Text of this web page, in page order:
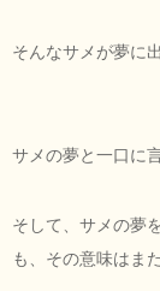
そんなサメが夢に
サメの夢と一口に
そして、サメの夢
も、その意味はま